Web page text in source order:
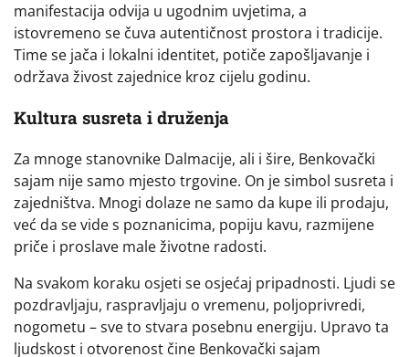
manifestacija odvija u ugodnim uvjetima, a
istovremeno se čuva autentičnost prostora i tradicije.
Time se jača i lokalni identitet, potiče zapošljavanje i
održava živost zajednice kroz cijelu godinu.
Kultura susreta i druženja
Za mnoge stanovnike Dalmacije, ali i šire, Benkovački
sajam nije samo mjesto trgovine. On je simbol susreta i
zajedništva. Mnogi dolaze ne samo da kupe ili prodaju,
već da se vide s poznanicima, popiju kavu, razmijene
priče i proslave male životne radosti.
Na svakom koraku osjeti se osjećaj pripadnosti. Ljudi se
pozdravljaju, raspravljaju o vremenu, poljoprivredi,
nogometu – sve to stvara posebnu energiju. Upravo ta
ljudskost i otvorenost čine Benkovački sajam